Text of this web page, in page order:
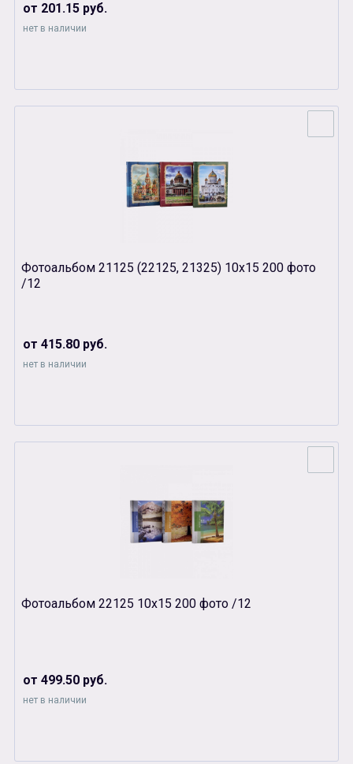
от 201.15 руб.
нет в наличии
Фотоальбом 21125 (22125, 21325) 10х15 200 фото
/12
от 415.80 руб.
нет в наличии
Фотоальбом 22125 10х15 200 фото /12
от 499.50 руб.
нет в наличии